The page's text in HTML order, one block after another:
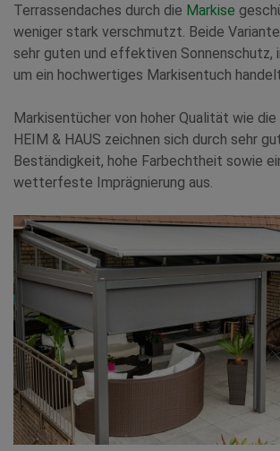
Terrassendaches durch die Markise
weniger stark verschmutzt. Beide
sehr guten und effektiven Sonnenschutz,
um ein hochwertiges Markisentuch
Markisentücher von hoher Qualität wie
HEIM & HAUS zeichnen sich durch sehr
Beständigkeit, hohe Farbechtheit sowie
wetterfeste Imprägnierung aus.